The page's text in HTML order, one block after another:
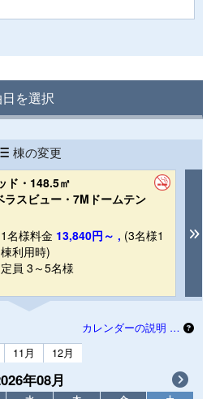
を選択
棟の変更
ド・148.5㎡
スビュー・7Mドームテン
1名様料金 13,840円～ , (3名様1
棟利用時)
定員 3～5名様
カレンダーの説明 …
11月 12月
年08月